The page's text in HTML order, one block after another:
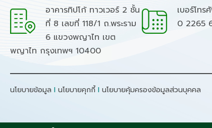
อาคารทิปโก้ ทาวเวอร์ 2 ชั้น
ที่ 8 เลขที่ 118/1 ถ.พระราม
6 แขวงพญาไท เขต
พญาไท กรุงเทพฯ 10400
เบอร์โทร
0 2265
นโยบายข้อมูล I นโยบายคุกกี้ I นโยบายคุ้มครองข้อมูลส่วนบุคคล